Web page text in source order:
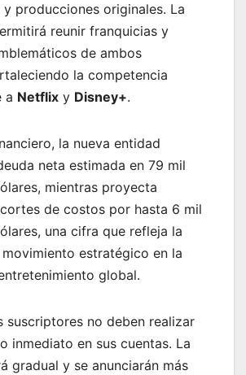
producciones originales. La
reunir franquicias y
de ambos
la competencia
a Netflix y Disney+.
la nueva entidad
neta estimada en 79 mil
mientras proyecta
de costos por hasta 6 mil
una cifra que refleja la
estratégico en la
global.
suscriptores no deben realizar
inmediato en sus cuentas. La
gradual y se anunciarán más